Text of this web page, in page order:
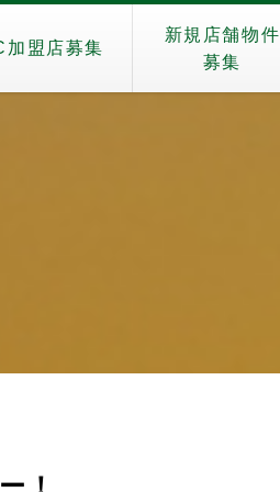
加盟店募集
新規店舗物件
募集
！